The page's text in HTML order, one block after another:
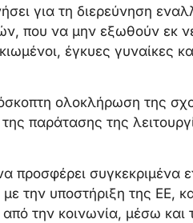
για τη διερεύνηση
που να μην εξωθούν εκ
έγκυες γυναίκες
ολοκλήρωση της
παράτασης της
συγκεκριμένα
την υποστήριξη της ΕΕ,
την κοινωνία, μέσω